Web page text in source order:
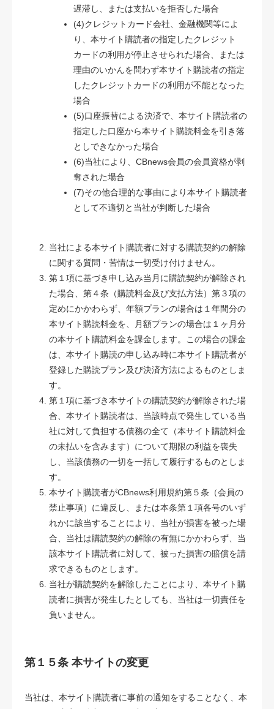
遅滞し、または支払いを拒否した場合
(4)クレジットカード会社、金融機関等によ
り、本サイト購読者の指定したクレジット
カードの利用が停止させられた場合、または
理由のいかんを問わず本サイト購読者の指定
したクレジットカードの利用が不能となった
場合
(5)口座振替による決済で、本サイト購読者の
指定した口座から本サイト購読料金を引き落
としできなかった場合
(6)当社により、CBnews会員の会員資格が剥
奪された場合
(7)その他合理的な事由により本サイト購読者
として不適切と当社が判断した場合
当社による本サイト購読者に対する購読契約の解除
に関する質問・苦情は一切受け付けません。
第１項に基づき申し込み当月に購読契約が解除され
た場合、第４条（購読料金及び支払方法）第３項の
定めにかかわらず、年額プランの場合は１年間分の
本サイト購読料金を、月額プランの場合は１ヶ月分
の本サイト購読料金を課金します。この場合の課金
は、本サイト購読の申し込み時に本サイト購読者が
登録した購読プラン及び決済方法によるものとしま
す。
第１項に基づき本サイトの購読契約が解除された場
合、本サイト購読者は、当該時点で発生している当
社に対して負担する債務の全て（本サイト購読料金
の未払いを含みます）について期限の利益を喪失
し、当該債務の一切を一括して履行するものとしま
す。
本サイト購読者がCBnews利用規約第５条（会員の
禁止事項）に違反し、または本条第１項各号のいず
れかに該当することにより、当社が損害を被った場
合、当社は購読契約の解除の有無にかかわらず、当
該本サイト購読者に対して、被った損害の賠償を請
求できるものとします。
当社が購読契約を解除したことにより、本サイト購
読者に損害が発生したとしても、当社は一切責任を
負いません。
第１５条 本サイトの変更
当社は、本サイト購読者に事前の通知をすることなく、本